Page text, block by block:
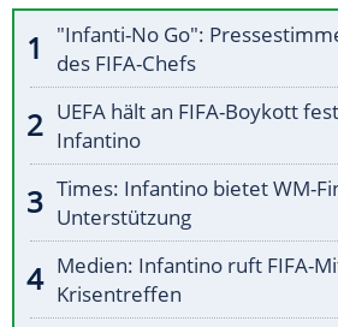
"Infanti-No Go":
des FIFA-Chefs
UEFA hält an FIFA-Boykott
Infantino
Times: Infantino bietet WM-
Unterstützung
Medien: Infantino ruft FIFA-
Krisentreffen